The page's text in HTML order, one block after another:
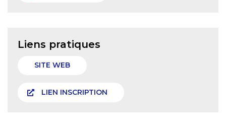
Liens pratiques
SITE WEB
LIEN INSCRIPTION